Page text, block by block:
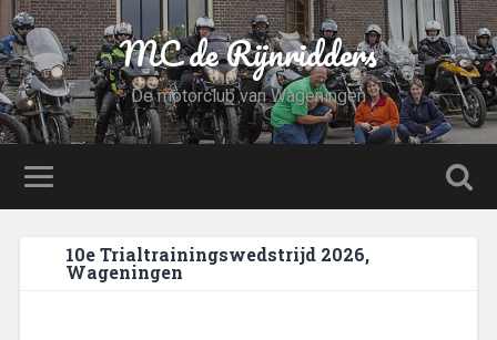
MC de Rijnridders
De motorclub van Wageningen
10e Trialtrainingswedstrijd 2026,
Wageningen